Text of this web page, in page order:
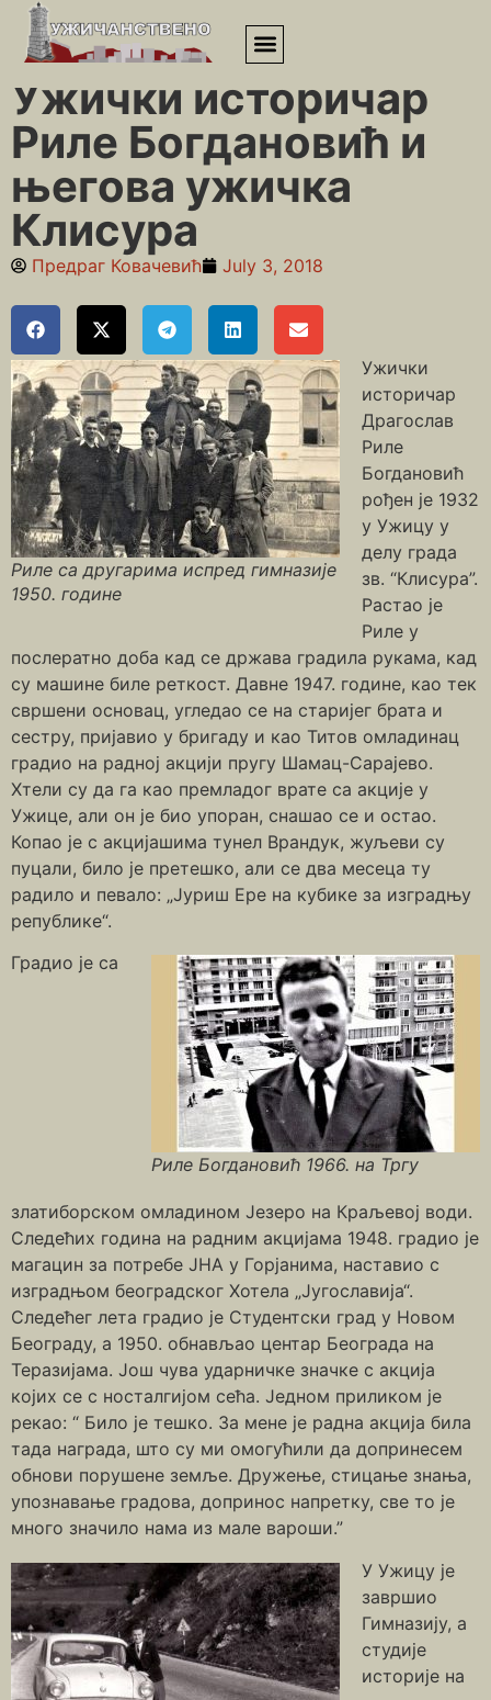
Почетна»Клисура»Ужички историчар Риле Богдановић и
његова ужичка Клисура
Ужички историчар
Риле Богдановић и
његова ужичка
Клисура
Предраг Ковачевић July 3, 2018
Риле са другарима испред гимназије
1950. године
Ужички
историчар
Драгослав
Риле
Богдановић
рођен је 1932
у Ужицу у
делу града
зв. “Клисура”.
Растао је
Риле у
послератно доба кад се држава градила рукама, кад
су машине биле реткост. Давне 1947. године, као тек
свршени основац, угледао се на старијег брата и
сестру, пријавио у бригаду и као Титов омладинац
градио на радној акцији пругу Шамац-Сарајево.
Хтели су да га као премладог врате са акције у
Ужице, али он је био упоран, снашао се и остао.
Копао је с акцијашима тунел Врандук, жуљеви су
пуцали, било је претешко, али се два месеца ту
радило и певало: „Јуриш Ере на кубике за изградњу
републике“.
Риле Богдановић 1966. на Тргу
Градио је са
златиборском омладином Језеро на Краљевој води.
Следећих година на радним акцијама 1948. градио је
магацин за потребе ЈНА у Горјанима, наставио с
изградњом београдског Хотела „Југославија“.
Следећег лета градио је Студентски град у Новом
Београду, а 1950. обнављао центар Београда на
Теразијама. Још чува ударничке значке с акција
којих се с носталгијом сећа. Једном приликом је
рекао: “ Било је тешко. За мене је радна акција била
тада награда, што су ми омогућили да допринесем
обнови порушене земље. Дружење, стицање знања,
упознавање градова, допринос напретку, све то је
много значило нама из мале вароши.”
У Ужицу је
завршио
Гимназију, а
студије
историје на